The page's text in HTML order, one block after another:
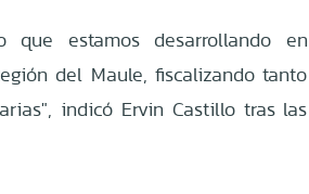
que estamos desarrollando en
del Maule, fiscalizando tanto
indicó Ervin Castillo tras las